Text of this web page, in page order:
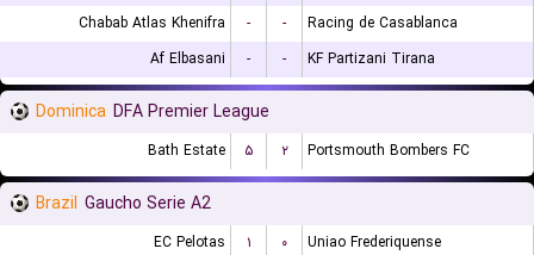
Chabab Atlas Khenifra
- -
Racing de Casablanca
Af Elbasani
- - KF Partizani Tirana
Dominica DFA Premier League
Bath Estate ۵ ۲ Portsmouth Bombers FC
Brazil Gaucho Serie A2
EC Pelotas ۱ ۰
Uniao Frederiquense